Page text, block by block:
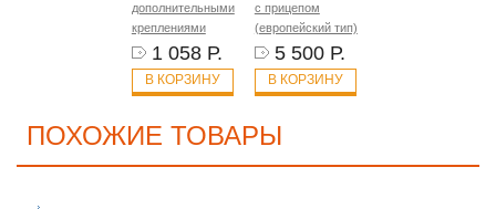
дополнительными
креплениями
1 058 Р.
В КОРЗИНУ
с прицепом
(европейский тип)
5 500 Р.
В КОРЗИНУ
ПОХОЖИЕ ТОВАРЫ